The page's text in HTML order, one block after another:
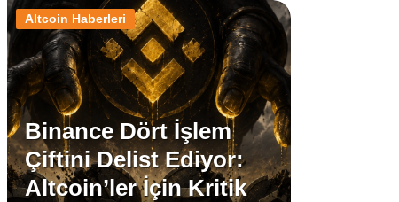
Memecoin Haberleri
Stablecoin Haberleri
Facebook
Binance Dört İşlem
Çiftini Delist Ediyor:
Altcoin’ler İçin Kritik
Altcoin Haberleri